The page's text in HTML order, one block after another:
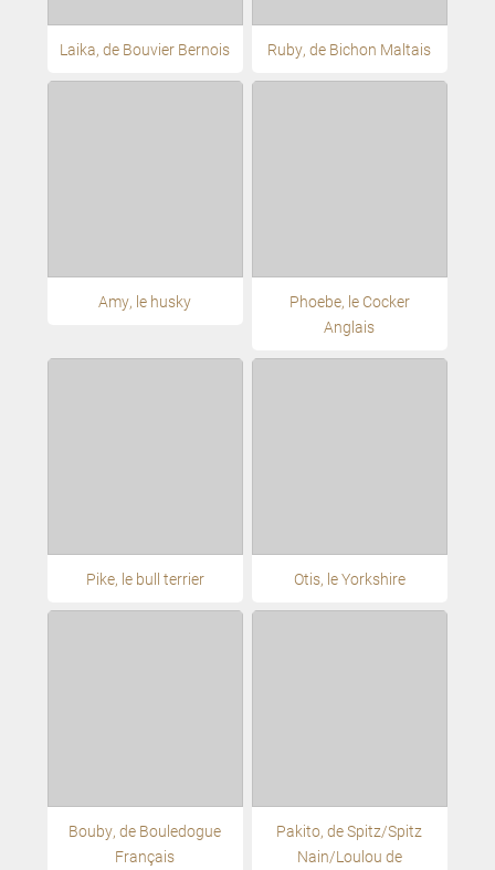
Laika, de Bouvier Bernois Ruby, de Bichon Maltais
Amy, le husky
Phoebe, le Cocker
Anglais
Pike, le bull terrier Otis, le Yorkshire
Bouby, de Bouledogue
Français
Pakito, de Spitz/Spitz
Nain/Loulou de